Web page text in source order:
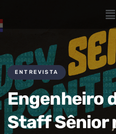
ENTREVISTA
Engenheiro
Staff Sênior